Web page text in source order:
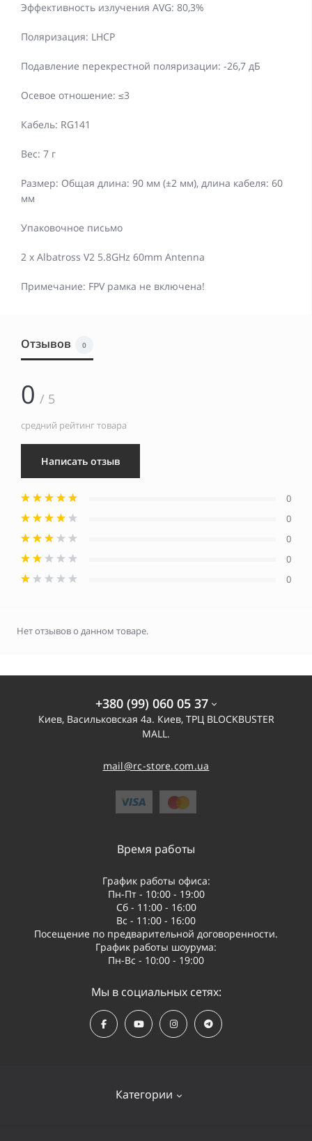
Эффективность излучения AVG: 80,3%
Поляризация: LHCP
Подавление перекрестной поляризации: -26,7 дБ
Осевое отношение: ≤3
Кабель: RG141
Вес: 7 г
Размер: Общая длина: 90 мм (±2 мм), длина кабеля: 60
мм
Упаковочное письмо
2 x Albatross V2 5.8GHz 60mm Antenna
Примечание: FPV рамка не включена!
Отзывов 0
0 / 5
средний рейтинг товара
Написать отзыв
0
0
0
0
0
Нет отзывов о данном товаре.
+380 (99) 060 05 37
Киев, Васильковская 4а. Киев, ТРЦ BLOCKBUSTER
MALL.
mail@rc-store.com.ua
Категории
Время работы
График работы офиса:
Пн-Пт - 10:00 - 19:00
Сб - 11:00 - 16:00
Вс - 11:00 - 16:00
Посещение по предварительной договоренности.
График работы шоурума:
Пн-Вс - 10:00 - 19:00
Мы в социальных сетях: